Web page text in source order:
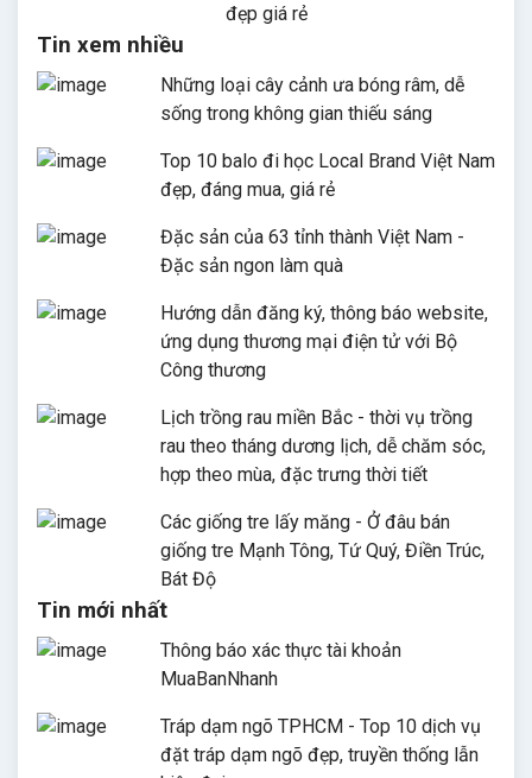
đẹp giá rẻ
Tin xem nhiều
Những loại cây cảnh ưa bóng râm, dễ
sống trong không gian thiếu sáng
Top 10 balo đi học Local Brand Việt Nam
đẹp, đáng mua, giá rẻ
Đặc sản của 63 tỉnh thành Việt Nam -
Đặc sản ngon làm quà
Hướng dẫn đăng ký, thông báo website,
ứng dụng thương mại điện tử với Bộ
Công thương
Lịch trồng rau miền Bắc - thời vụ trồng
rau theo tháng dương lịch, dễ chăm sóc,
hợp theo mùa, đặc trưng thời tiết
Các giống tre lấy măng - Ở đâu bán
giống tre Mạnh Tông, Tứ Quý, Điền Trúc,
Bát Độ
Tin mới nhất
Thông báo xác thực tài khoản
MuaBanNhanh
Tráp dạm ngõ TPHCM - Top 10 dịch vụ
đặt tráp dạm ngõ đẹp, truyền thống lẫn